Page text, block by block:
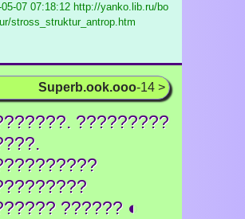
05-07 07:18:12 http://yanko.lib.ru/bo
stross_struktur_antrop.htm
Superb.ook.ooo-14 >
?????????
?????? ◐